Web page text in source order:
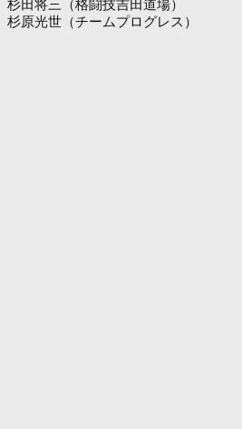
杉田将三（格闘技吉田道場）
杉原光世（チームプログレス）